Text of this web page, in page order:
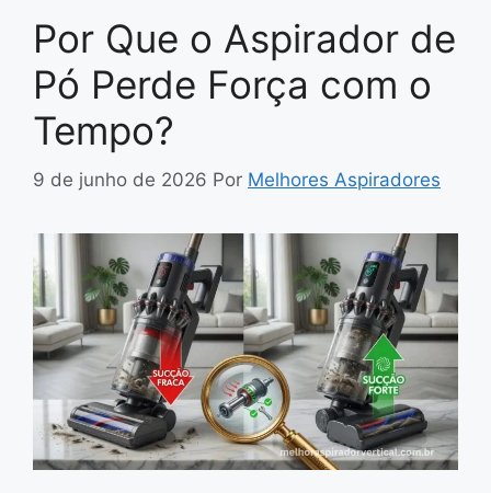
Por Que o Aspirador de
Pó Perde Força com o
Tempo?
9 de junho de 2026 Por Melhores Aspiradores